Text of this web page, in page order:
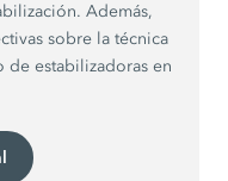
Además,
sobre la técnica
estabilizadoras en